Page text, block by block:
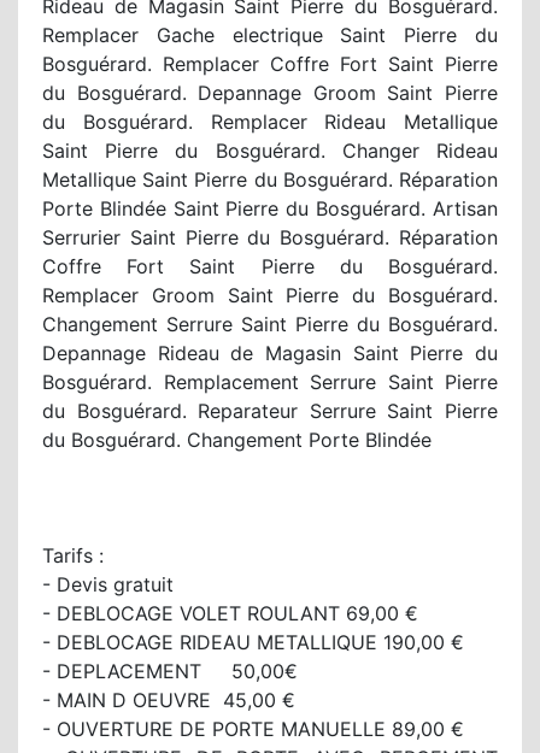
Rideau de Magasin Saint Pierre du Bosguérard.
Remplacer Gache electrique Saint Pierre du
Bosguérard. Remplacer Coffre Fort Saint Pierre
du Bosguérard. Depannage Groom Saint Pierre
du Bosguérard. Remplacer Rideau Metallique
Saint Pierre du Bosguérard. Changer Rideau
Metallique Saint Pierre du Bosguérard. Réparation
Porte Blindée Saint Pierre du Bosguérard. Artisan
Serrurier Saint Pierre du Bosguérard. Réparation
Coffre Fort Saint Pierre du Bosguérard.
Remplacer Groom Saint Pierre du Bosguérard.
Changement Serrure Saint Pierre du Bosguérard.
Depannage Rideau de Magasin Saint Pierre du
Bosguérard. Remplacement Serrure Saint Pierre
du Bosguérard. Reparateur Serrure Saint Pierre
du Bosguérard. Changement Porte Blindée
Tarifs :
- Devis gratuit
- DEBLOCAGE VOLET ROULANT 69,00 €
- DEBLOCAGE RIDEAU METALLIQUE 190,00 €
- DEPLACEMENT 50,00€
- MAIN D OEUVRE 45,00 €
- OUVERTURE DE PORTE MANUELLE 89,00 €